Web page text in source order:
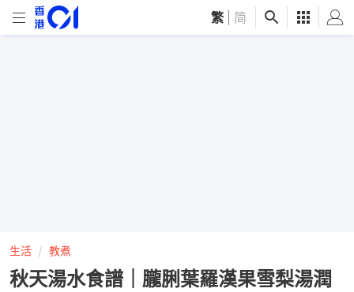
繁 简
生活 教煮
秋天湯水食譜｜朧脷葉羅漢果雪梨湯潤